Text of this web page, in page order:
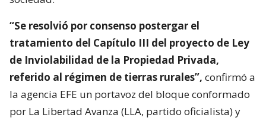
“Se resolvió por consenso postergar el
tratamiento del Capítulo III del proyecto de Ley
de Inviolabilidad de la Propiedad Privada,
referido al régimen de tierras rurales”, confirmó a
la agencia EFE un portavoz del bloque conformado
por La Libertad Avanza (LLA, partido oficialista) y